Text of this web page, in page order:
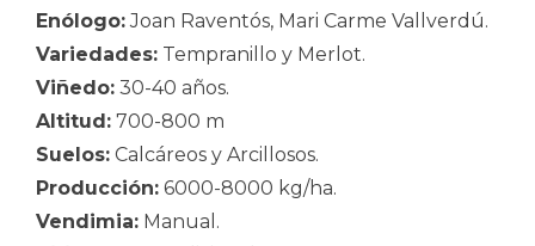
Enólogo:Joan Raventós, Mari Carme Vallverdú.
Variedades: Tempranillo y Merlot.
Viñedo: 30-40 años.
Altitud: 700-800 m
Suelos: Calcáreos y Arcillosos.
Producción: 6000-8000 kg/ha.
Vendimia: Manual.